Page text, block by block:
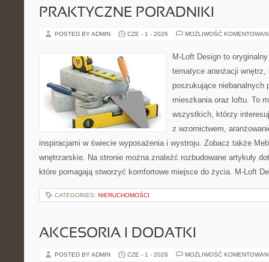
PRAKTYCZNE PORADNIKI
POSTED BY ADMIN CZE - 1 - 2026 MOŻLIWOŚĆ
M-Loft Design to
tematyce aranżacji
poszukujące niebanalnych
mieszkania oraz loftu. To
wszystkich, którzy
z wzornictwem,
inspiracjami w świecie wyposażenia i wystroju. Zobacz także
wnętrzarskie. Na stronie można znaleźć rozbudowane artykuły
które pomagają stworzyć komfortowe miejsce do życia. M-Loft
CATEGORIES: NIERUCHOMOŚCI
AKCESORIA I DODATKI
POSTED BY ADMIN CZE - 1 - 2026 MOŻLIWOŚĆ